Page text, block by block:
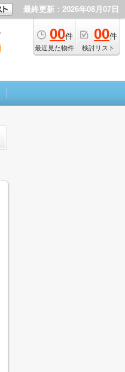
最終更新：2026年08月07日
00件
最近見た物件
00件
検討リスト